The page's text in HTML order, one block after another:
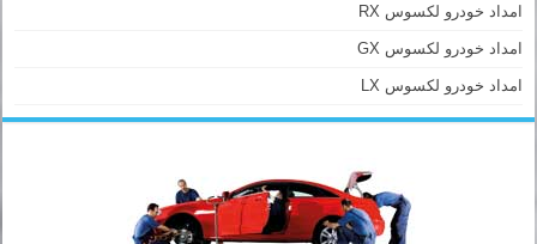
امداد خودرو لکسوس RX
امداد خودرو لکسوس GX
امداد خودرو لکسوس LX